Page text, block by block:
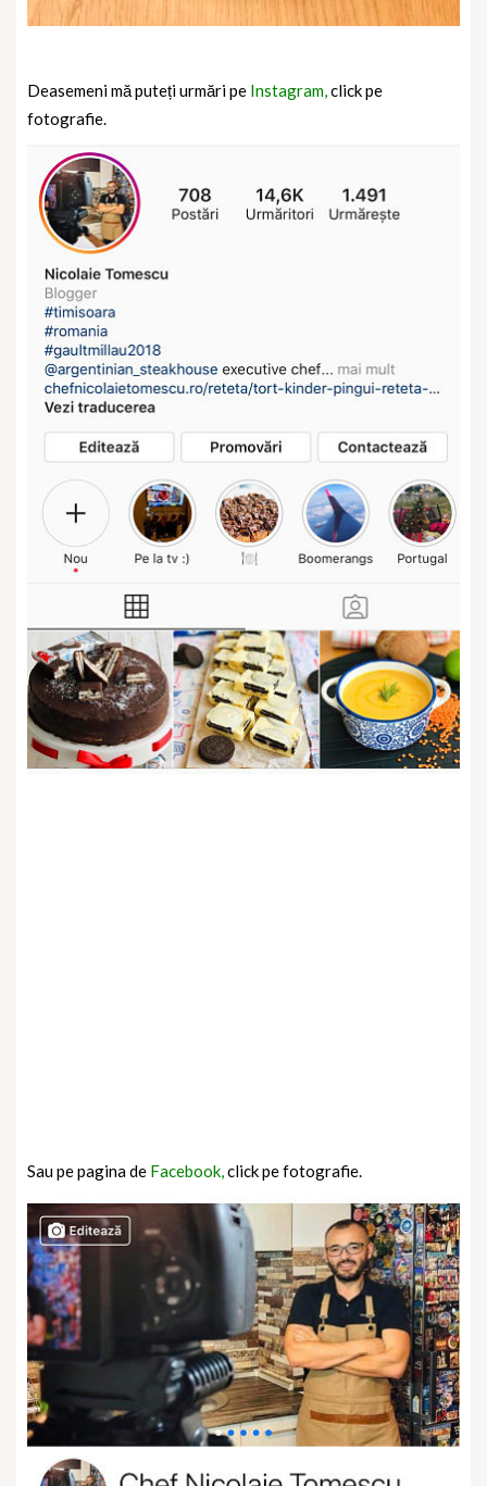
Deasemeni mă puteți urmări pe Instagram,click pe
fotografie.
Sau pe pagina de Facebook,click pe fotografie.